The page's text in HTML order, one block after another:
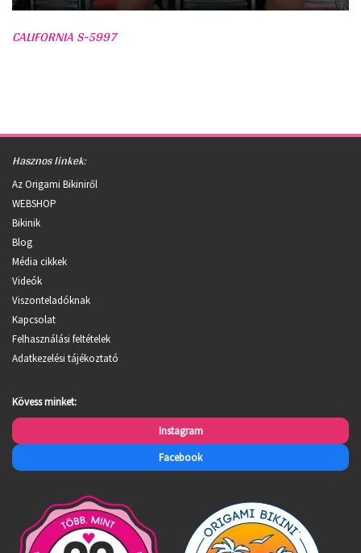
CALIFORNIA S-5997
Hasznos linkek:
Az Origami Bikiniről
WEBSHOP
Bikinik
Blog
Média cikkek
Videók
Viszonteladóknak
Kapcsolat
Felhasználási feltételek
Adatkezelési tájékoztató
Kövess minket:
Instagram
Facebook